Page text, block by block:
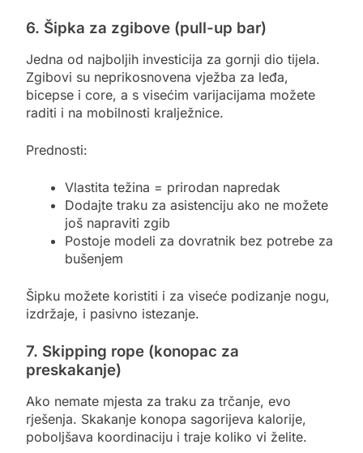
6. Šipka za zgibove (pull-up bar)
Jedna od najboljih investicija za gornji dio tijela.
Zgibovi su neprikosnovena vježba za leđa,
bicepse i core, a s visećim varijacijama možete
raditi i na mobilnosti kralježnice.
Prednosti:
Vlastita težina = prirodan napredak
Dodajte traku za asistenciju ako ne možete
još napraviti zgib
Postoje modeli za dovratnik bez potrebe za
bušenjem
Šipku možete koristiti i za viseće podizanje nogu,
izdržaje, i pasivno istezanje.
7. Skipping rope (konopac za
preskakanje)
Ako nemate mjesta za traku za trčanje, evo
rješenja. Skakanje konopa sagorijeva kalorije,
poboljšava koordinaciju i traje koliko vi želite.